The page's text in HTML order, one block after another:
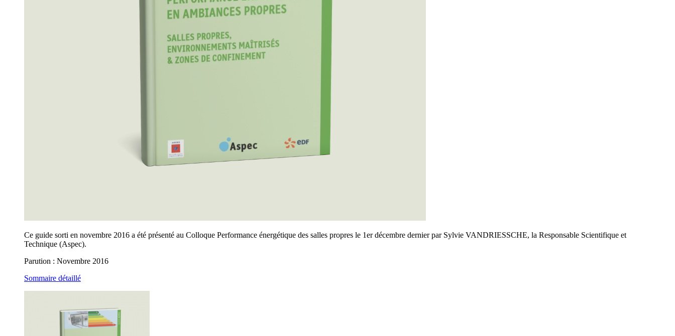
Ce guide sorti en novembre 2016 a été présenté au Colloque Performance énergétique des salles propres le 1er décembre dernier par Sylvie VANDRIESSCHE, la Responsable Scientifique et
Technique (Aspec).
Parution : Novembre 2016
Sommaire détaillé